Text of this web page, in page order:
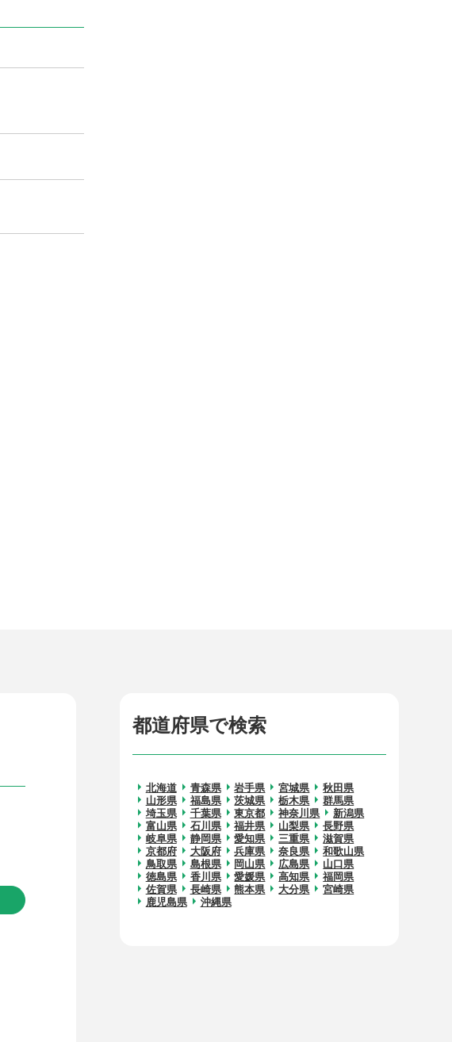
都道府県で検索
北海道 青森県 岩手県 宮城県
秋田県
山形県
福島県 茨城県 栃木県
群馬県
埼玉県
千葉県 東京都 神奈川県
新潟県
富山県
石川県 福井県 山梨県
長野県
岐阜県
静岡県 愛知県 三重県
滋賀県
京都府
大阪府 兵庫県 奈良県
和歌山県
鳥取県
島根県 岡山県 広島県
山口県
徳島県
香川県 愛媛県 高知県
福岡県
佐賀県
長崎県 熊本県 大分県
宮崎県
鹿児島県
沖縄県